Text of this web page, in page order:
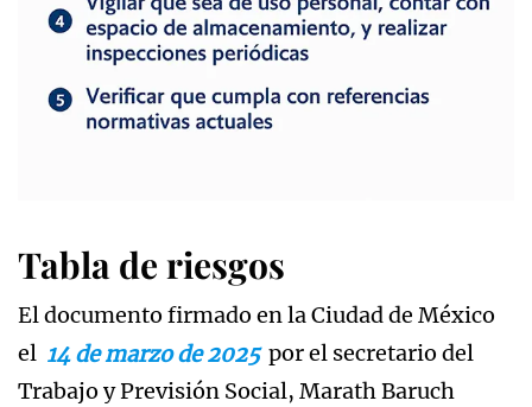
Tabla de riesgos
El documento firmado en la Ciudad de México
el 14 de marzo de 2025 por el secretario del
Trabajo y Previsión Social, Marath Baruch